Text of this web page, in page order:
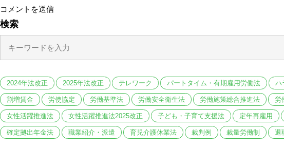
検索
2024年法改正 2025年法改正 テレワーク パートタイム・有期雇用労働法 ハ
割増賃金 労使協定 労働基準法 労働安全衛生法 労働施策総合推進法 労
女性活躍推進法 女性活躍推進法2025改正 子ども・子育て支援法 定年再雇用
確定拠出年金法 職業紹介・派遣 育児介護休業法 裁判例 裁量労働制 退